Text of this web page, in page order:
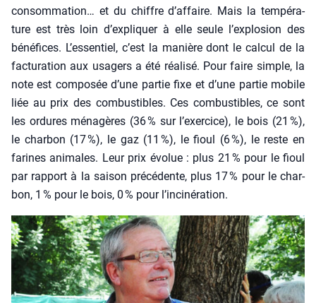
consom­ma­tion… et du chiffre d’affaire. Mais la tem­pé­ra­
ture est très loin d’expliquer à elle seule l’explosion des
béné­fices. L’essentiel, c’est la manière dont le cal­cul de la
fac­tu­ra­tion aux usa­gers a été réa­li­sé. Pour faire simple, la
note est com­po­sée d’une par­tie fixe et d’une par­tie mobile
liée au prix des com­bus­tibles. Ces com­bus­tibles, ce sont
les ordures ména­gères (36 % sur l’exercice), le bois (21 %),
le char­bon (17 %), le gaz (11 %), le fioul (6 %), le reste en
farines ani­males. Leur prix évo­lue : plus 21 % pour le fioul
par rap­port à la sai­son pré­cé­dente, plus 17 % pour le char­
bon, 1 % pour le bois, 0 % pour l’incinération.